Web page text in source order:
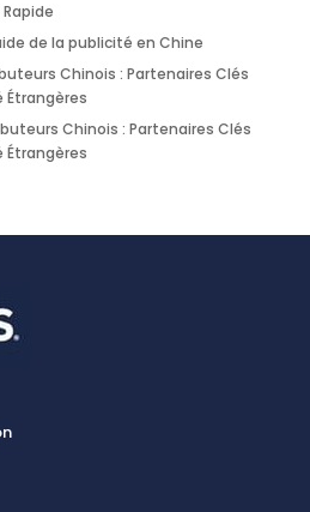
de la publicité en Chine
Chinois : Partenaires Clés
Étrangères
Chinois : Partenaires Clés
Étrangères